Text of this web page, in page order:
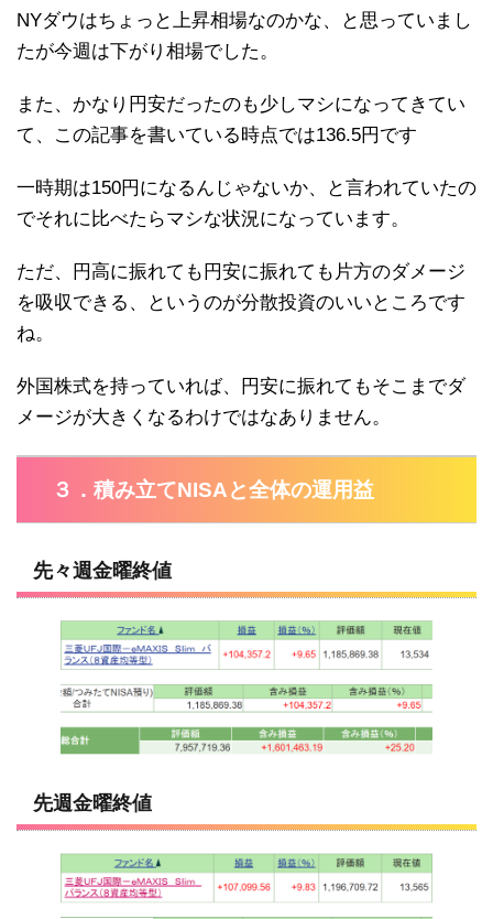
NYダウはちょっと上昇相場なのかな、と思っていまし
たが今週は下がり相場でした。
また、かなり円安だったのも少しマシになってきてい
て、この記事を書いている時点では136.5円です
一時期は150円になるんじゃないか、と言われていたの
でそれに比べたらマシな状況になっています。
ただ、円高に振れても円安に振れても片方のダメージ
を吸収できる、というのが分散投資のいいところです
ね。
外国株式を持っていれば、円安に振れてもそこまでダ
メージが大きくなるわけではなありません。
３．積み立てNISAと全体の運用益
先々週金曜終値
先週金曜終値